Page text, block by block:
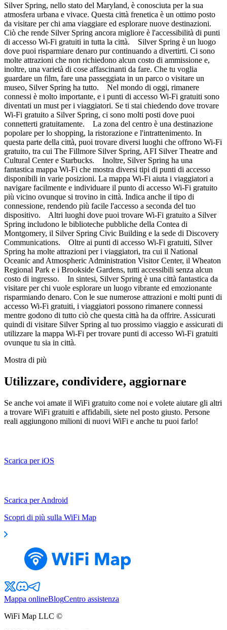
Silver Spring, nello stato del Maryland, è conosciuta per la sua
atmosfera urbana e vivace. Questa città frenetica è un ottimo posto
da visitare per chi ama viaggiare ed esplorare nuove destinazioni.
Ciò che rende Silver Spring ancora migliore è l'accessibilità di punti
di accesso Wi-Fi gratuiti in tutta la città. Silver Spring è un luogo
dove puoi risparmiare denaro pur continuando a divertirti. Ci sono
molte attrazioni che non richiedono alcun costo di ammissione e,
inoltre, una varietà di cose affascinanti da fare. Che tu voglia
guardare un film, fare una passeggiata in un parco o visitare un
museo, Silver Spring ha tutto. Nel mondo di oggi, rimanere
connessi è molto importante, e i punti di accesso Wi-Fi gratuiti sono
diventati un must per i viaggiatori. Se ti stai chiedendo dove trovare
Wi-Fi gratuito a Silver Spring, ci sono molti posti dove puoi
connetterti gratuitamente. La zona del centro è una destinazione
popolare per lo shopping, la ristorazione e l'intrattenimento. In
questa parte della città, puoi trovare diversi luoghi che offrono Wi-Fi
gratuito, tra cui The Fillmore Silver Spring, AFI Silver Theatre and
Cultural Center e Starbucks. Inoltre, Silver Spring ha una
fantastica mappa Wi-Fi che mostra diversi tipi di punti di accesso
disponibili in varie posizioni. La mappa Wi-Fi aiuta i viaggiatori a
navigare facilmente e individuare il punto di accesso Wi-Fi gratuito
più vicino ovunque si trovino in città. Indica anche il tipo di
connessione, rendendo più facile l'accesso a seconda del tuo
dispositivo. Altri luoghi dove puoi trovare Wi-Fi gratuito a Silver
Spring includono le biblioteche pubbliche della Contea di
Montgomery, il Silver Spring Civic Building e la sede di Discovery
Communications. Oltre ai punti di accesso Wi-Fi gratuiti, Silver
Spring ha molte attrazioni per i viaggiatori, tra cui il National
Oceanic and Atmospheric Administration Visitor Center, il Wheaton
Regional Park e i Brookside Gardens, tutti accessibili senza alcun
costo di ingresso. In sintesi, Silver Spring è una città fantastica da
visitare per chi vuole esplorare un luogo vibrante ed emozionante
risparmiando denaro. Con le sue numerose attrazioni e molti punti di
accesso Wi-Fi gratuiti, i viaggiatori possono rimanere connessi
mentre godono di tutto ciò che questa città ha da offrire. Assicurati
quindi di visitare Silver Spring al tuo prossimo viaggio e assicurati di
utilizzare la mappa Wi-Fi per trovare punti di accesso Wi-Fi gratuiti
ovunque tu sia in città.
Mostra di più
Utilizzare, condividere, aggiornare
Se anche voi amate il WiFi gratuito come noi e volete aiutare gli altri
a trovare WiFi gratuiti e affidabili, siete nel posto giusto. Persone
reali aggiungono milioni di nuovi WiFi e anche tu puoi farlo!
Scarica per iOS
Scarica per Android
Scopri di più sulla WiFi Map
Mappa onlineBlogCentro assistenza
WiFi Map LLC ©